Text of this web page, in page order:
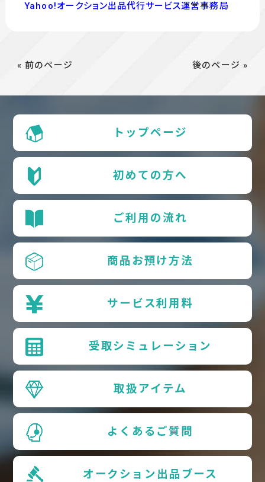
Yahoo!オークション出品代行サービス運営事務局
« 前のページ 後のページ »
トップページ
初めての方へ
ご利用の流れ
商品お預け方法
サービス利用料
受取シミュレーション
取扱アイテム
よくあるご質問
オークション出品ブース